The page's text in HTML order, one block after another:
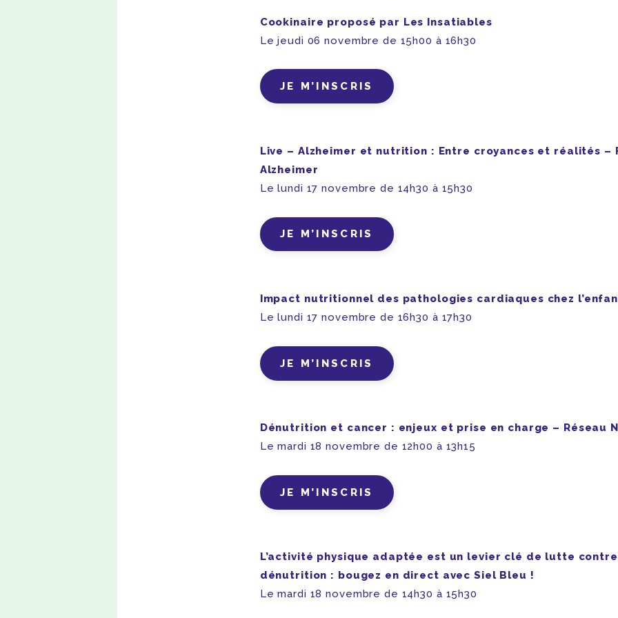
Cookinaire proposé par Les Insatiables
Le jeudi 06 novembre de 15h00 à 16h30
JE M’INSCRIS
Live – Alzheimer et nutrition : Entre croyances et réalités –
Alzheimer
Le lundi 17 novembre de 14h30 à 15h30
JE M’INSCRIS
Impact nutritionnel des pathologies cardiaques chez
Le lundi 17 novembre de 16h30 à 17h30
JE M’INSCRIS
Dénutrition et cancer : enjeux et prise en charge – Réseau
Le mardi 18 novembre de 12h00 à 13h15
JE M’INSCRIS
L’activité physique adaptée est un levier clé de lutte
dénutrition : bougez en direct avec Siel Bleu !
Le mardi 18 novembre de 14h30 à 15h30